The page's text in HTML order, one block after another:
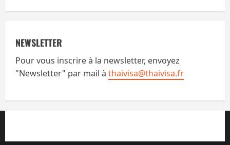
NEWSLETTER
Pour vous inscrire à la newsletter, envoyez
"Newsletter" par mail à thaivisa@thaivisa.fr